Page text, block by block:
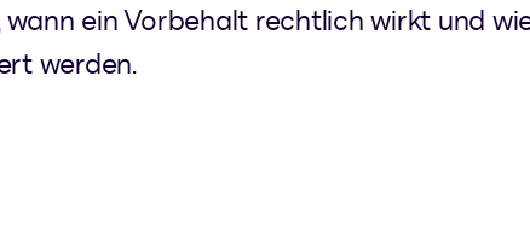
wann ein Vorbehalt rechtlich wirkt und
werden.